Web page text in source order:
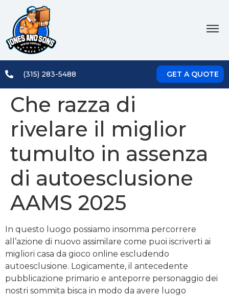
(315) 283-5488 GET A QUOTE
Che razza di
rivelare il miglior
tumulto in assenza
di autoesclusione
AAMS 2025
In questo luogo possiamo insomma percorrere
all’azione di nuovo assimilare come puoi iscriverti ai
migliori casa da gioco online escludendo
autoesclusione. Logicamente, il antecedente
pubblicazione primario e anteporre personaggio dei
nostri sommita bisca in modo da avere luogo